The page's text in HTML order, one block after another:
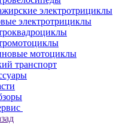
электротрициклы
электротрициклы
мотоциклы
транспорт